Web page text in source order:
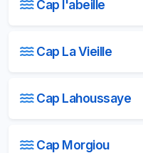
Cap l'abeille
Cap La Vieille
Cap Lahoussaye
Cap Morgiou